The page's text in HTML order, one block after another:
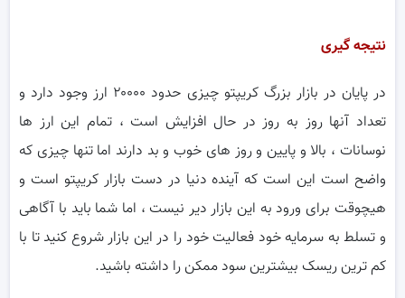
نتیجه گیری
در پایان در بازار بزرگ کریپتو چیزی حدود ۲۰۰۰۰ ارز وجود دارد و
تعداد آنها روز به روز در حال افزایش است ، تمام این ارز ها
نوسانات ، بالا و پایین و روز های خوب و بد دارند اما تنها چیزی که
واضح است این است که آینده دنیا در دست بازار کریپتو است و
هیچوقت برای ورود به این بازار دیر نیست ، اما شما باید با آگاهی
و تسلط به سرمایه خود فعالیت خود را در این بازار شروع کنید تا با
کم ترین ریسک بیشترین سود ممکن را داشته باشید.